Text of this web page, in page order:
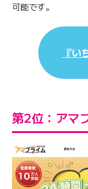
可能です。
『い
第2位：アマ